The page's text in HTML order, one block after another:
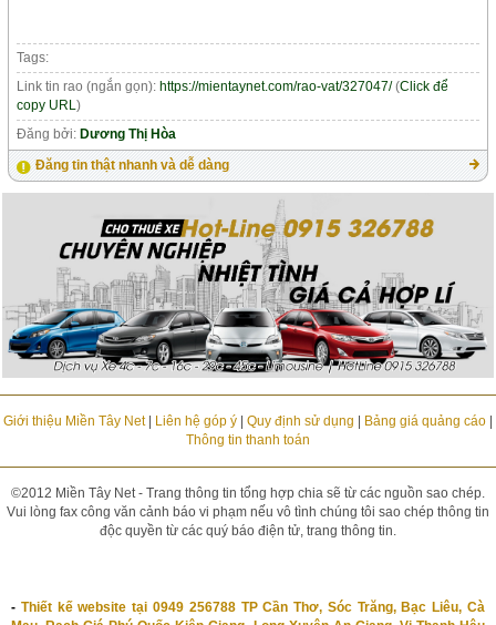
Tags:
Link tin rao (ngắn gọn): https://mientaynet.com/rao-vat/327047/(Click để
copy URL)
Đăng bởi: Dương Thị Hòa
Đăng tin thật nhanh và dễ dàng
Giới thiệu Miền Tây Net| Liên hệ góp ý| Quy định sử dụng Bảng giá quảng cáo|
Thông tin thanh toán
©2012 Miền Tây Net - Trang thông tin tổng hợp chia sẽ từ các nguồn sao chép.
Vui lòng fax công văn cảnh báo vi phạm nếu vô tình chúng tôi sao chép thông tin
độc quyền từ các quý báo điện tử, trang thông tin.
- Thiết kế website tại 0949 256788 TP Cần Thơ, Sóc Trăng, Bạc Liêu, Cà